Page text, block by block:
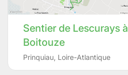
Sentier de Lescurays à
Boitouze
Prinquiau Loire-Atlantique